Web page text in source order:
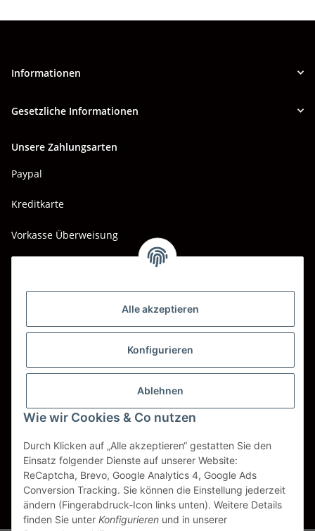
Alle akzeptieren
Konfigurieren
Ablehnen
Wie wir Cookies & Co nutzen
Durch Klicken auf „Alle akzeptieren“ gestatten Sie den
Einsatz folgender Dienste auf unserer Website:
ReCaptcha, Brevo, Google Analytics 4, Google Ads
Conversion Tracking. Sie können die Einstellung jederzeit
ändern (Fingerabdruck-Icon links unten). Weitere Details
finden Sie unter Konfigurieren und in unserer
Informationen
Gesetzliche Informationen
Unsere Zahlungsarten
Paypal
Kreditkarte
Vorkasse Überweisung
Wir versenden mit
Spedition BTG
Spedition Schenker
Vertrag widerrufen
* Alle Preise inkl. gesetzlicher USt., zzgl.Versand